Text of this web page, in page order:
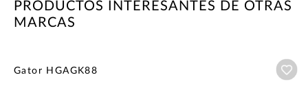
PRODUCTOS INTERESANTES DE OTRAS
MARCAS
Gator HGAGK88